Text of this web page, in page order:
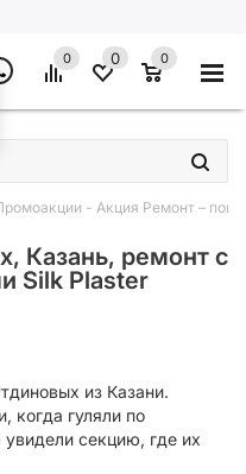
0 0 0
×
- Акция Ремонт –
Казань, ремонт с
Silk Plaster
из Казани.
когда гуляли по
секцию, где их